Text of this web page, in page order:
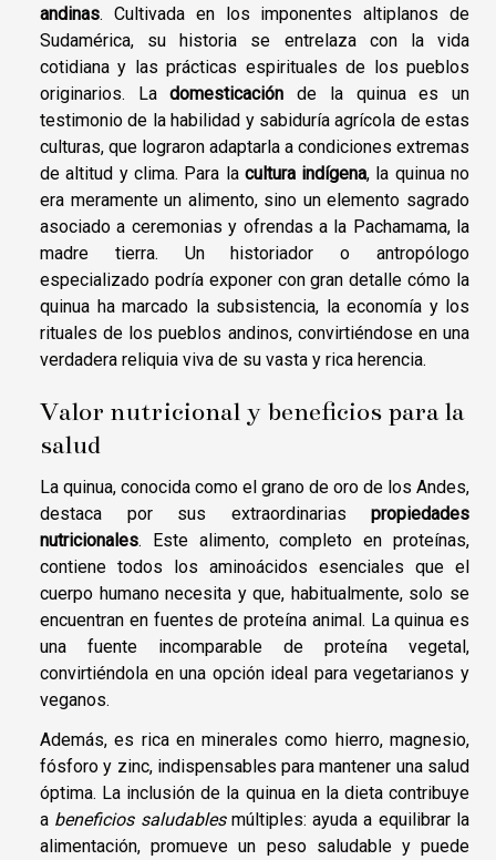
andinas. Cultivada en los imponentes altiplanos de
Sudamérica, su historia se entrelaza con la vida
cotidiana y las prácticas espirituales de los pueblos
originarios. Ladomesticación de la quinua es un
testimonio de la habilidad y sabiduría agrícola de estas
culturas, que lograron adaptarla a condiciones extremas
de altitud y clima. Para la cultura indígena, la quinua no
era meramente un alimento, sino un elemento sagrado
asociado a ceremonias y ofrendas a la Pachamama, la
madre tierra. Un historiador o antropólogo
especializado podría exponer con gran detalle cómo la
quinua ha marcado la subsistencia, la economía y los
rituales de los pueblos andinos, convirtiéndose en una
verdadera reliquia viva de su vasta y rica herencia.
Valor nutricional y beneficios para la
salud
La quinua, conocida como el grano de oro de los Andes,
destaca por sus extraordinarias propiedades
nutricionales. Este alimento, completo en proteínas,
contiene todos los aminoácidos esenciales que el
cuerpo humano necesita y que, habitualmente, solo se
encuentran en fuentes de proteína animal. La quinua es
una fuente incomparable de proteína vegetal,
convirtiéndola en una opción ideal para vegetarianos y
veganos.
Además, es rica en minerales como hierro, magnesio,
fósforo y zinc, indispensables para mantener una salud
óptima. La inclusión de la quinua en la dieta contribuye
a beneficios saludablesmúltiples: ayuda a equilibrar la
alimentación, promueve un peso saludable y puede